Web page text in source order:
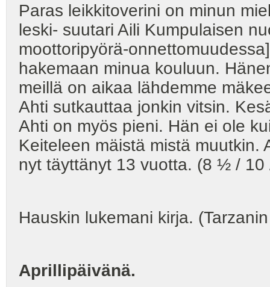
Paras leikkitoverini on minun
leski- suutari Aili Kumpulaisen
moottoripyörä-
hakemaan minua kouluun.
meillä on aikaa lähdemme
Ahti sutkauttaa jonkin vitsin.
Ahti on myös pieni. Hän ei ole
Keiteleen mäistä mistä muutkin.
nyt täyttänyt 13 vuotta. (8 ½ / 10
Hauskin lukemani kirja.
Aprillipäivänä.